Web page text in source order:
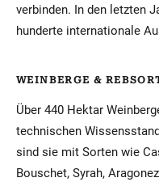
verbinden. In den letzten
hunderte internationale
WEINBERGE &
Über 440 Hektar
technischen
sind sie mit Sorten wie
Bouschet, Syrah,